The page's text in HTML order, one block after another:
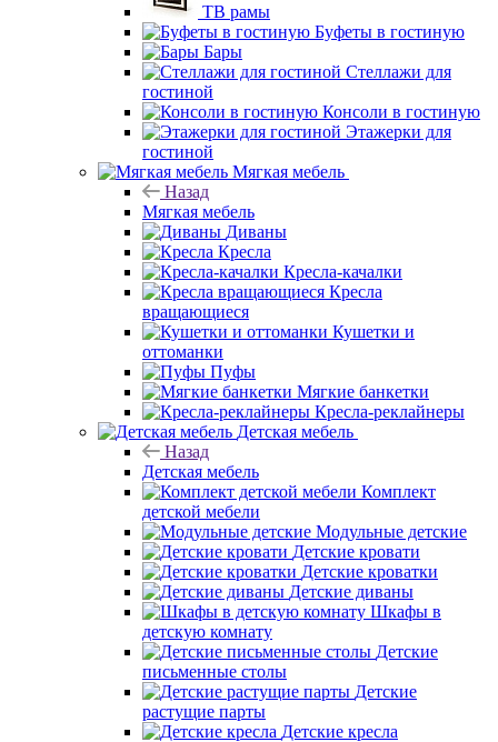
ТВ рамы
Буфеты в гостиную
Бары
Стеллажи для
гостиной
Консоли в гостиную
Этажерки для
гостиной
Мягкая мебель
Назад
Мягкая мебель
Диваны
Кресла
Кресла-качалки
Кресла
вращающиеся
Кушетки и
оттоманки
Пуфы
Мягкие банкетки
Кресла-реклайнеры
Детская мебель
Назад
Детская мебель
Комплект
детской мебели
Модульные детские
Детские кровати
Детские кроватки
Детские диваны
Шкафы в
детскую комнату
Детские
письменные столы
Детские
растущие парты
Детские кресла